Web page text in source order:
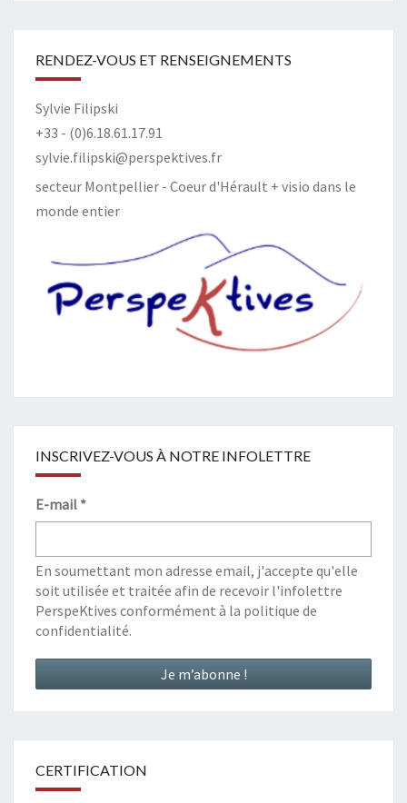
RENDEZ-VOUS ET RENSEIGNEMENTS
Sylvie Filipski
+33 - (0)6.18.61.17.91
sylvie.filipski@perspektives.fr
secteur Montpellier - Coeur d'Hérault + visio dans le
monde entier
INSCRIVEZ-VOUS À NOTRE INFOLETTRE
E-mail *
En soumettant mon adresse email, j'accepte qu'elle
soit utilisée et traitée afin de recevoir l'infolettre
PerspeKtives conformément à la politique de
confidentialité.
CERTIFICATION